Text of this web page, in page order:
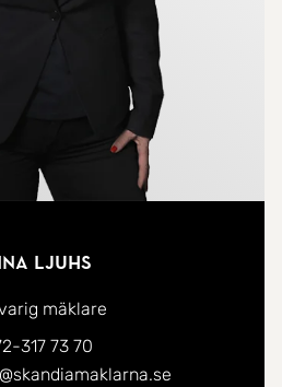
Ljuhs
mäklare
317 73 70